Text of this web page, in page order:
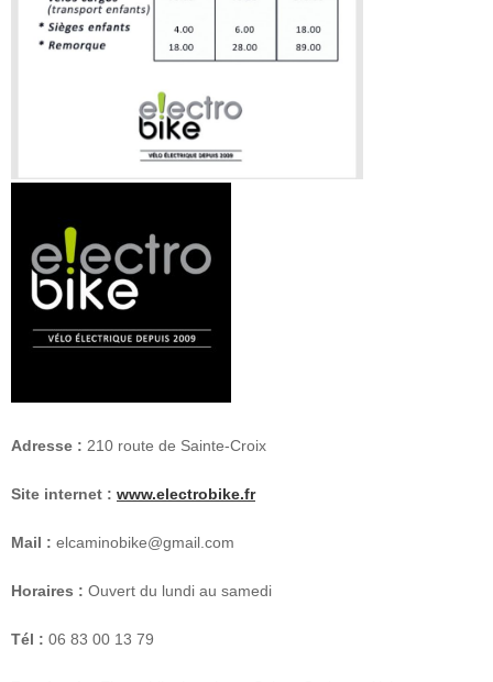
Adresse : 210 route de Sainte-Croix
Site internet : www.electrobike.fr
Mail : elcaminobike@gmail.com
Horaires : Ouvert du lundi au samedi
Tél : 06 83 00 13 79